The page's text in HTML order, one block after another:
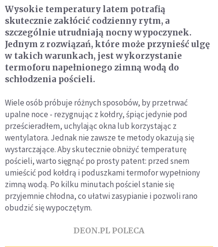
Wysokie temperatury latem potrafią
skutecznie zakłócić codzienny rytm, a
szczególnie utrudniają nocny wypoczynek.
Jednym z rozwiązań, które może przynieść ulgę
w takich warunkach, jest wykorzystanie
termoforu napełnionego zimną wodą do
schłodzenia pościeli.
Wiele osób próbuje różnych sposobów, by przetrwać
upalne noce - rezygnując z kołdry, śpiąc jedynie pod
prześcieradłem, uchylając okna lub korzystając z
wentylatora. Jednak nie zawsze te metody okazują się
wystarczające. Aby skutecznie obniżyć temperaturę
pościeli, warto sięgnąć po prosty patent: przed snem
umieścić pod kołdrą i poduszkami termofor wypełniony
zimną wodą. Po kilku minutach pościel stanie się
przyjemnie chłodna, co ułatwi zasypianie i pozwoli rano
obudzić się wypoczętym.
DEON.PL POLECA